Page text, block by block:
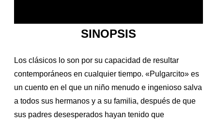
SINOPSIS
Los clásicos lo son por su capacidad de resultar
contemporáneos en cualquier tiempo. «Pulgarcito» es
un cuento en el que un niño menudo e ingenioso salva
a todos sus hermanos y a su familia, después de que
sus padres desesperados hayan tenido que